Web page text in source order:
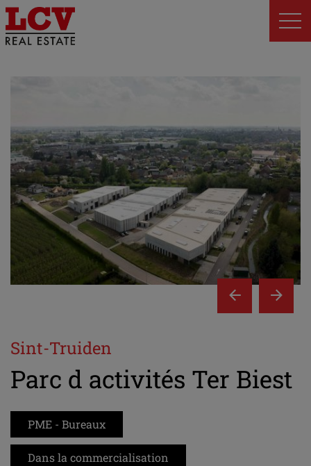
Sint-Truiden
Parc d activités Ter Biest
PME - Bureaux
Dans la commercialisation